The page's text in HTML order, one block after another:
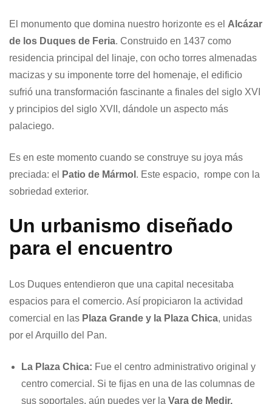
El monumento que domina nuestro horizonte es el Alcázar
de los Duques de Feria. Construido en 1437 como
residencia principal del linaje, con ocho torres almenadas
macizas y su imponente torre del homenaje, el edificio
sufrió una transformación fascinante a finales del siglo XVI
y principios del siglo XVII, dándole un aspecto más
palaciego.
Es en este momento cuando se construye su joya más
preciada: el
Patio de Mármol . Este espacio, rompe con la
sobriedad exterior.
Un urbanismo diseñado
para el encuentro
Los Duques entendieron que una capital necesitaba
espacios para el comercio. Así propiciaron la actividad
comercial en las Plaza Grande y la Plaza Chica, unidas
por el Arquillo del Pan.
La Plaza Chica: Fue el centro administrativo original y
centro comercial. Si te fijas en una de las columnas de
sus soportales, aún puedes ver la Vara de Medir.